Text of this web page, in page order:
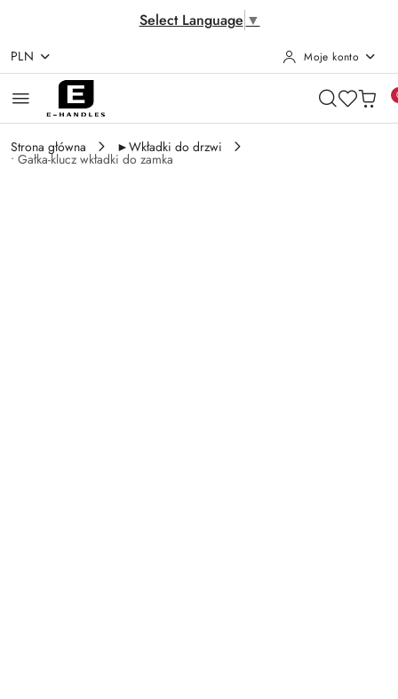
Select Language ▼
Przejdź do treści głównej
Przejdź do wyszukiwarki
Przejdź do moje konto
Przejdź do menu głównego
Przejdź do opisu produktu
Przejdź do stopki
PLN Moje konto
Strona główna ►Wkładki do drzwi
• Gałka-klucz wkładki do zamka